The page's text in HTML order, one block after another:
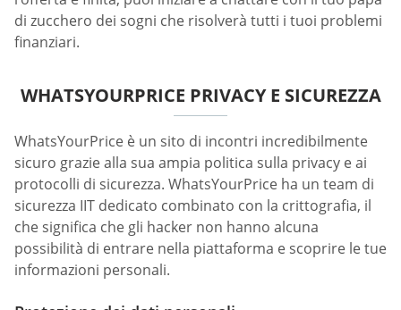
di zucchero dei sogni che risolverà tutti i tuoi problemi
finanziari.
WHATSYOURPRICE PRIVACY E SICUREZZA
WhatsYourPrice è un sito di incontri incredibilmente
sicuro grazie alla sua ampia politica sulla privacy e ai
protocolli di sicurezza. WhatsYourPrice ha un team di
sicurezza IIT dedicato combinato con la crittografia, il
che significa che gli hacker non hanno alcuna
possibilità di entrare nella piattaforma e scoprire le tue
informazioni personali.